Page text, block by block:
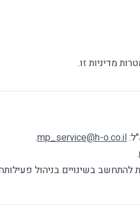
מדיניות זו.
mp_service@h-o.co.il
.
.
להתחשב בשינויים בניהול